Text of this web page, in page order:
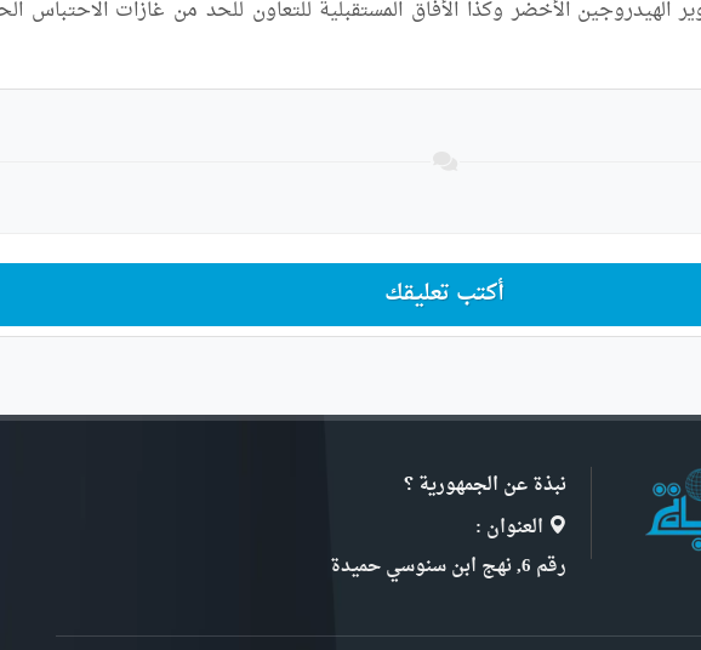
أكتب تعليقك
نبذة عن الجمهورية ؟
العنوان :
رقم 6, نهج ابن سنوسي حميدة